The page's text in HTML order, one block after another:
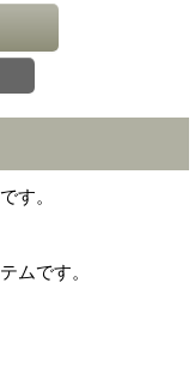
す。
ムです。